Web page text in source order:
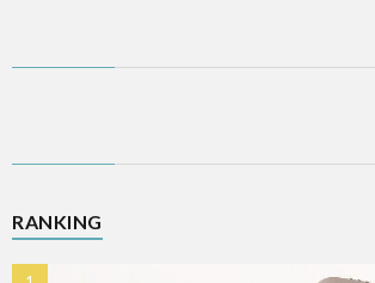
RANKING